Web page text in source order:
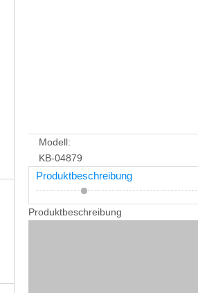
Modell:
KB-04879
Produktbeschreibung
Produktbeschreibung